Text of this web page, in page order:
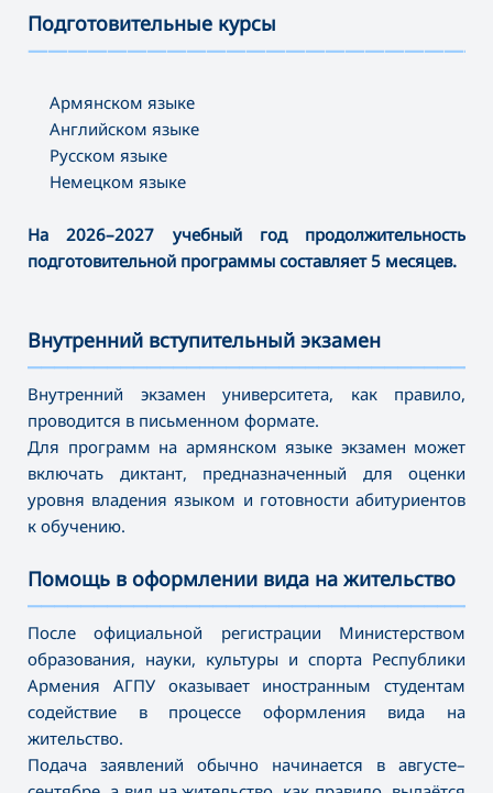
Подготовительные курсы
Армянском языке
Английском языке
Русском языке
Немецком языке
На 2026–2027 учебный год продолжительность
подготовительной программы составляет 5 месяцев.
Внутренний вступительный экзамен
Внутренний экзамен университета, как правило,
проводится в письменном формате.
Для программ на армянском языке экзамен может
включать диктант, предназначенный для оценки
уровня владения языком и готовности абитуриентов
к обучению.
Помощь в оформлении вида на жительство
После официальной регистрации Министерством
образования, науки, культуры и спорта Республики
Армения АГПУ оказывает иностранным студентам
содействие в процессе оформления вида на
жительство.
Подача заявлений обычно начинается в августе–